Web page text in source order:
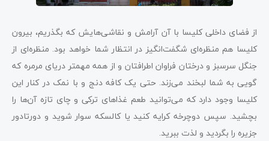
از فضای داخلی کلیسا با آن آرامش و نقاشی‌هایش که بگذریم، بیرون
کلیسا هم منظره‌ای شگفت‌انگیز در انتظار شما خواهد بود. منظره‌ای از
جنگل سرسبز و درختان فراوان اطرافتان و از همه مهمتر دریای مرمره که
گویی به شما لبخند می‌زند. حتی یک کافه دنج و با نمک در کنار این
کلیسا وجود دارد که می‌توانید طعم غذاهای ترکی و چای تازه آن‌ها را
بچشید. سپس دوچرخه کرایه کنید یا کالسکه سوار شوید و دورتادور
جزیره را بگردید و لذت ببرید.